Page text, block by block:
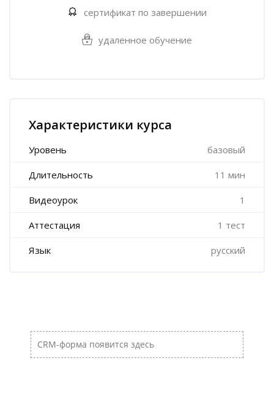
сертификат по завершении
удаленное обучение
Характеристики курса
Уровень базовый
Длительность 11 мин
Видеоурок 1
Аттестация 1 тест
Язык русский